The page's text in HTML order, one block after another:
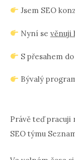
Jsem SEO
Nyní se věnuji
S přesahem
Bývalý
Právě teď pracuji
SEO týmu